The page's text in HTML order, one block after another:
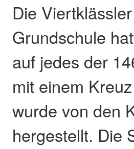
Die
Grundschule
auf jedes der
mit einem
wurde von den
hergestellt. Die